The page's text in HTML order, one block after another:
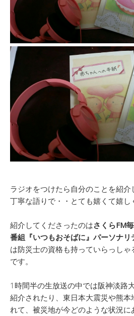
ラジオをつけたら自分のことを紹
丁寧な語りで・・とても嬉くて嬉し
紹介してくださったのはさくらFM
番組『いつもおそばに』パーソナリ
は防災士の資格も持っていらっしゃ
です。
1時間半の生放送の中では阪神淡路
紹介されたり、東日本大震災や熊
れて、被災地が今どのような状況に